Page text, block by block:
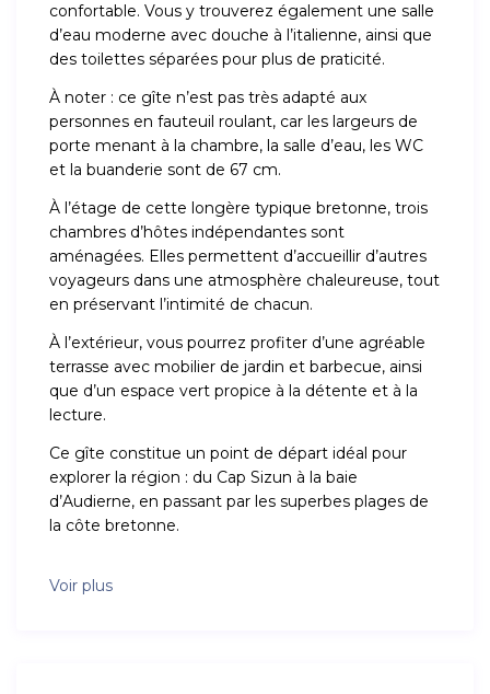
confortable. Vous y trouverez également une salle
d’eau moderne avec douche à l’italienne, ainsi que
des toilettes séparées pour plus de praticité.
À noter : ce gîte n’est pas très adapté aux
personnes en fauteuil roulant, car les largeurs de
porte menant à la chambre, la salle d’eau, les WC
et la buanderie sont de 67 cm.
À l’étage de cette longère typique bretonne, trois
chambres d’hôtes indépendantes sont
aménagées. Elles permettent d’accueillir d’autres
voyageurs dans une atmosphère chaleureuse, tout
en préservant l’intimité de chacun.
À l’extérieur, vous pourrez profiter d’une agréable
terrasse avec mobilier de jardin et barbecue, ainsi
que d’un espace vert propice à la détente et à la
lecture.
Ce gîte constitue un point de départ idéal pour
explorer la région : du Cap Sizun à la baie
d’Audierne, en passant par les superbes plages de
la côte bretonne.
Voir plus